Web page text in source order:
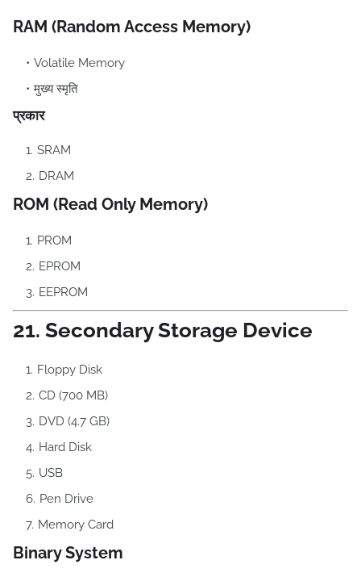
RAM (Random Access Memory)
Volatile Memory
मुख्य स्मृति
प्रकार
SRAM
DRAM
ROM (Read Only Memory)
PROM
EPROM
EEPROM
21. Secondary Storage Device
Floppy Disk
CD (700 MB)
DVD (4.7 GB)
Hard Disk
USB
Pen Drive
Memory Card
Binary System